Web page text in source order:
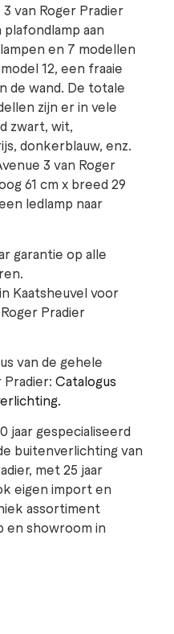
van Roger Pradier
plafondlamp aan
en 7 modellen
12, een fraaie
de wand. De totale
zijn er in vele
zwart, wit,
donkerblauw, enz.
3 van Roger
61 cm x breed 29
ledlamp naar
garantie op alle
Kaatsheuvel voor
Pradier
van de gehele
Pradier: Catalogus
jaar gespecialiseerd
buitenverlichting van
met 25 jaar
eigen import en
assortiment
en showroom in